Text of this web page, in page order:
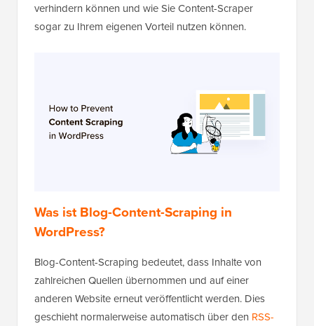
verhindern können und wie Sie Content-Scraper
sogar zu Ihrem eigenen Vorteil nutzen können.
Was ist Blog-Content-Scraping in
WordPress?
Blog-Content-Scraping bedeutet, dass Inhalte von
zahlreichen Quellen übernommen und auf einer
anderen Website erneut veröffentlicht werden. Dies
geschieht normalerweise automatisch über den RSS-